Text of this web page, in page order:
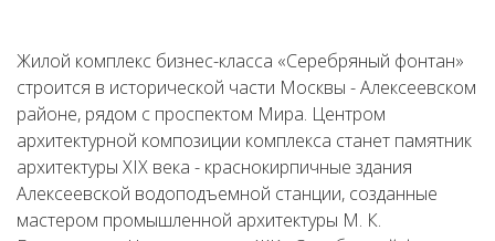
Жилой комплекс бизнес-класса «Серебряный фонтан»
строится в исторической части Москвы - Алексеевском
районе, рядом с проспектом Мира. Центром
архитектурной композиции комплекса станет памятник
архитектуры XIX века - краснокирпичные здания
Алексеевской водоподъемной станции, созданные
мастером промышленной архитектуры М. К.